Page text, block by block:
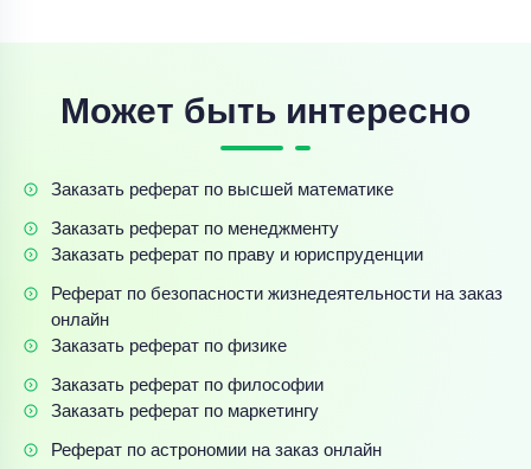
Может быть интересно
Заказать реферат по высшей математике
Заказать реферат по менеджменту
Заказать реферат по праву и юриспруденции
Реферат по безопасности жизнедеятельности на заказ
онлайн
Заказать реферат по физике
Заказать реферат по философии
Заказать реферат по маркетингу
Реферат по астрономии на заказ онлайн